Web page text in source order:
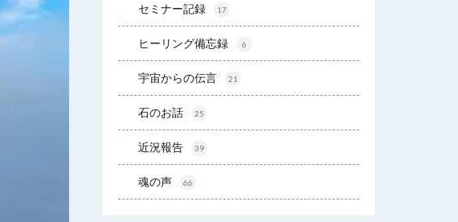
セミナー記録 17
ヒーリング備忘録 6
宇宙からの伝言 21
石のお話 25
近況報告 39
魂の声 66